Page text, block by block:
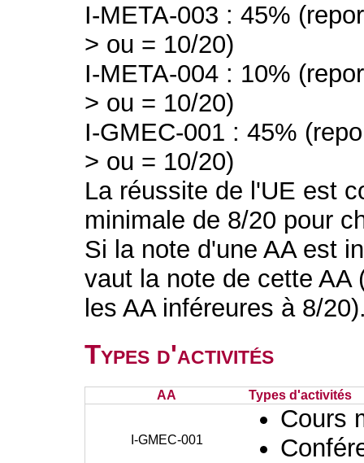
I-META-003 : 45%
> ou = 10/20)
I-META-004 : 10%
> ou = 10/20)
I-GMEC-001 : 45%
> ou = 10/20)
La réussite de l'UE est
minimale de 8/20 pour
Si la note d'une AA est
vaut la note de cette
les AA inféreures à 8/
Types d'activités
AA Types d'activités
I-GMEC-001
Cours